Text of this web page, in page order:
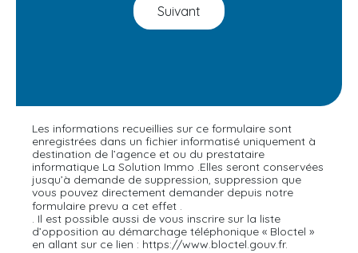
Suivant
Les informations recueillies sur ce formulaire sont
enregistrées dans un fichier informatisé uniquement à
destination de l’agence et ou du prestataire
informatique La Solution Immo .Elles seront conservées
jusqu’à demande de suppression, suppression que
vous pouvez directement demander depuis notre
formulaire prevu a cet effet .
. Il est possible aussi de vous inscrire sur la liste
d’opposition au démarchage téléphonique « Bloctel »
en allant sur ce lien : https://www.bloctel.gouv.fr.